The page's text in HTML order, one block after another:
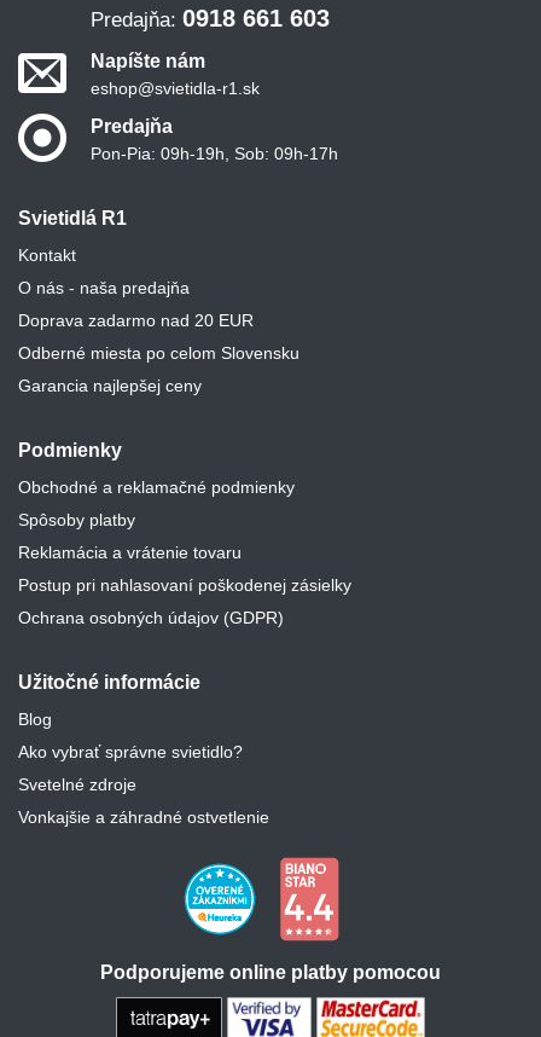
Svietidlá R1
Kontakt
O nás - naša predajňa
Doprava zadarmo nad 20 EUR
Odberné miesta po celom Slovensku
Garancia najlepšej ceny
Podmienky
Obchodné a reklamačné podmienky
Spôsoby platby
Reklamácia a vrátenie tovaru
Postup pri nahlasovaní poškodenej zásielky
Ochrana osobných údajov (GDPR)
Užitočné informácie
Blog
Ako vybrať správne svietidlo?
Svetelné zdroje
Vonkajšie a záhradné ostvetlenie
Predajňa: 0918 661 603
Napíšte nám
eshop@svietidla-r1.sk
Predajňa
Pon-Pia: 09h-19h, Sob: 09h-17h
Podporujeme online platby pomocou